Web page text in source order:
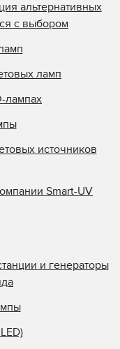
альтернативных
с выбором
ламп
лампах
источников
Smart-UV
и генераторы